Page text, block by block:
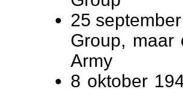
25
Group, maar
Army
8 oktober